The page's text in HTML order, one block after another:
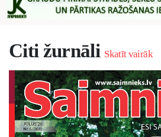
Citi žurnāli Skatīt vairāk